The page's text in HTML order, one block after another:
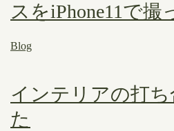
スをiPhone11で撮
Blog
インテリアの打
た